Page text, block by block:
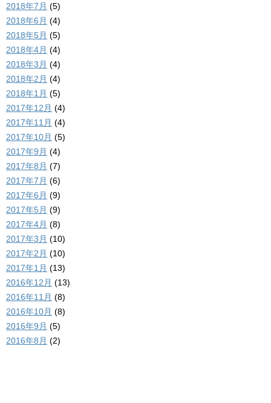
2018年7月 (5)
2018年6月 (4)
2018年5月 (5)
2018年4月 (4)
2018年3月 (4)
2018年2月 (4)
2018年1月 (5)
2017年12月 (4)
2017年11月 (4)
2017年10月 (5)
2017年9月 (4)
2017年8月 (7)
2017年7月 (6)
2017年6月 (9)
2017年5月 (9)
2017年4月 (8)
2017年3月 (10)
2017年2月 (10)
2017年1月 (13)
2016年12月 (13)
2016年11月 (8)
2016年10月 (8)
2016年9月 (5)
2016年8月 (2)